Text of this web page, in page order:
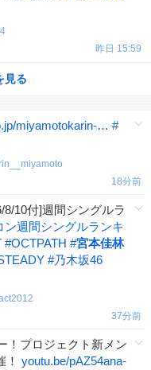
昨日 15:59
見る
miyamotokarin-… #
18分前
8/10付]週間シングルラ
ン週間シングルランキ
#OCTPATH #宮本佳林
#乃木坂46
37分前
！プロジェクト新メン
！ youtu.be/pAZ54ana-